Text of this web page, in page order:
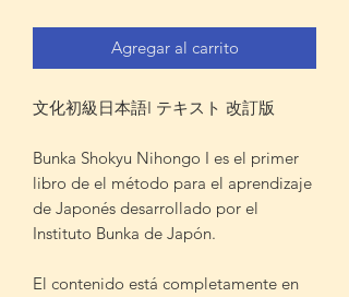
Agregar al carrito
文化初級日本語I テキスト 改訂版
Bunka Shokyu Nihongo I es el primer
libro de el método para el aprendizaje
de Japonés desarrollado por el
Instituto Bunka de Japón.
El contenido está completamente en